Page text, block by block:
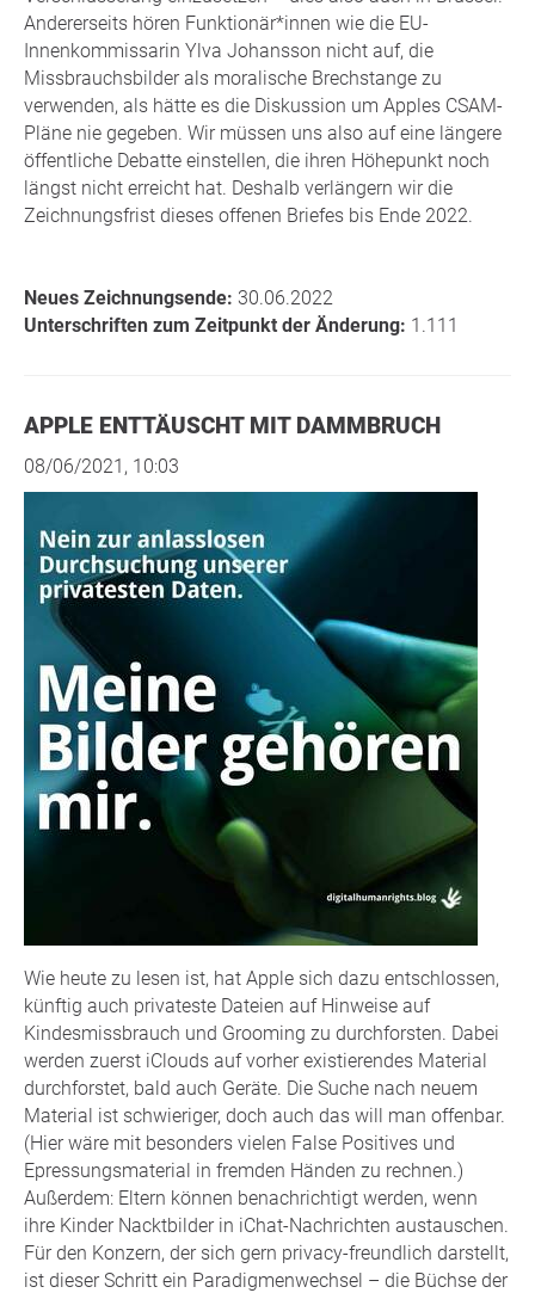
Andererseits hören Funktionär*innen wie die EU-
Innenkommissarin Ylva Johansson nicht auf, die
Missbrauchsbilder als moralische Brechstange zu
verwenden, als hätte es die Diskussion um Apples CSAM-
Pläne nie gegeben. Wir müssen uns also auf eine längere
öffentliche Debatte einstellen, die ihren Höhepunkt noch
längst nicht erreicht hat. Deshalb verlängern wir die
Zeichnungsfrist dieses offenen Briefes bis Ende 2022.
Neues Zeichnungsende: 30.06.2022
Unterschriften zum Zeitpunkt der Änderung: 1.111
APPLE ENTTÄUSCHT MIT DAMMBRUCH
08/06/2021, 10:03
Wie heute zu lesen ist, hat Apple sich dazu entschlossen,
künftig auch privateste Dateien auf Hinweise auf
Kindesmissbrauch und Grooming zu durchforsten. Dabei
werden zuerst iClouds auf vorher existierendes Material
durchforstet, bald auch Geräte. Die Suche nach neuem
Material ist schwieriger, doch auch das will man offenbar.
(Hier wäre mit besonders vielen False Positives und
Epressungsmaterial in fremden Händen zu rechnen.)
Außerdem: Eltern können benachrichtigt werden, wenn
ihre Kinder Nacktbilder in iChat-Nachrichten austauschen.
Für den Konzern, der sich gern privacy-freundlich darstellt,
ist dieser Schritt ein Paradigmenwechsel – die Büchse der